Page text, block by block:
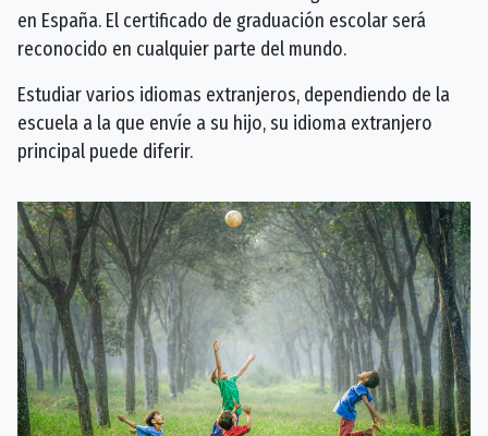
en España. El certificado de graduación escolar será
reconocido en cualquier parte del mundo.
Estudiar varios idiomas extranjeros, dependiendo de la
escuela a la que envíe a su hijo, su idioma extranjero
principal puede diferir.